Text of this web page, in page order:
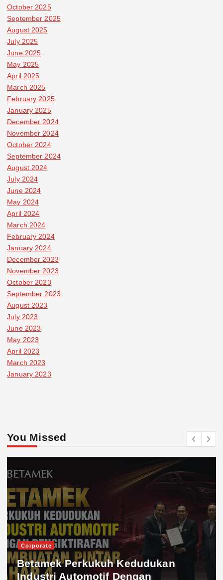
October 2025
September 2025
August 2025
July 2025
June 2025
May 2025
April 2025
March 2025
February 2025
January 2025
December 2024
November 2024
October 2024
September 2024
August 2024
July 2024
June 2024
May 2024
April 2024
March 2024
February 2024
January 2024
December 2023
November 2023
October 2023
September 2023
August 2023
July 2023
June 2023
May 2023
April 2023
March 2023
January 2023
You Missed
Corporate
Betamek Perkukuh Kedudukan
Industri Automotif Dengan